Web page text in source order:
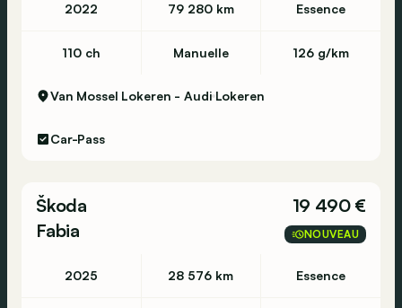
2022 79 280 km Essence
110 ch Manuelle 126 g/km
Van Mossel Lokeren - Audi Lokeren
Car-Pass
Škoda
Fabia
19 490 €
NOUVEAU
2025 28 576 km Essence